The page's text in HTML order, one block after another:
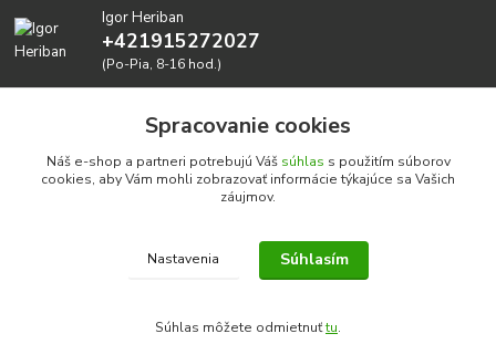
Igor Heriban
+421915272027
(Po-Pia, 8-16 hod.)
Realizujeme prírodné akvária: AkvaShop s.r.o. • IBAN:
SK3911000000002947087849
Spracovanie cookies
Náš e-shop a partneri potrebujú Váš súhlas s použitím súborov
cookies, aby Vám mohli zobrazovať informácie týkajúce sa Vašich
záujmov.
Nastavenia Súhlasím
Súhlas môžete odmietnuťtu.